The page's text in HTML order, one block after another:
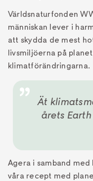
Världsnaturfonden
människan lever i
att skydda de mest
livsmiljöerna på
klimatförändringarna.
Ät
årets
Agera i samband
våra recept med